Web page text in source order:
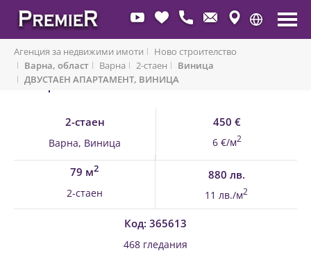
Агенция за недвижими имоти
Ново строителство
Варна, област
Варна 2-стаен
Виница
ДВУСТАЕН АПАРТАМЕНТ, ВИНИЦА
Обратно към имоти
2-стаен
Варна, Виница
450 €
6 €/м2
880 лв.
11 лв./м2
79 м2
2-стаен
Код: 365613
468 гледания